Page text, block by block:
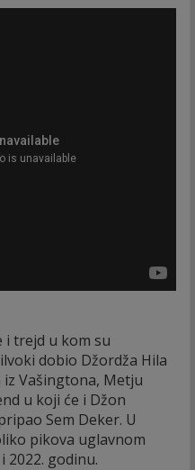
i trejd u kom su
dobio Džordža Hila
iz Vašingtona, Metju
u koji će i Džon
Sem Deker. U
pikova uglavnom
2022. godinu.